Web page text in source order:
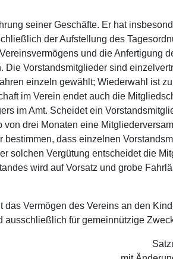
seiner Geschäfte. Er hat
der Aufstellung des
und die Anfertigung
einzeln gewählt; Wiederwahl ist
im Verein endet auch die
im Amt. Scheidet ein
drei Monaten eine
bestimmen, dass einzelnen
solchen Vergütung entscheidet die
Vermögen des Vereins an den
ausschließlich für gemeinnützige